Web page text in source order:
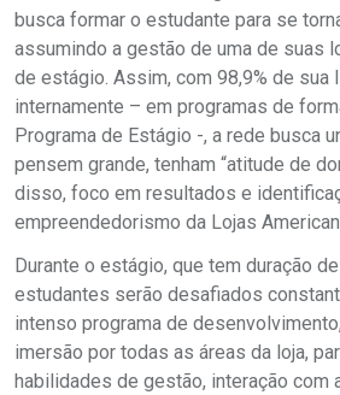
busca formar o estudante para se
assumindo a gestão de uma de suas
de estágio. Assim, com 98,9% de sua
internamente – em programas de
Programa de Estágio -, a rede busca
pensem grande, tenham “atitude de
disso, foco em resultados e
empreendedorismo da Lojas
Durante o estágio, que tem duração
estudantes serão desafiados
intenso programa de
imersão por todas as áreas da loja,
habilidades de gestão, interação com